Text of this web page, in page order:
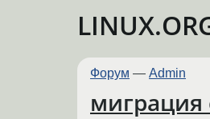
Форум — Admin
миграция